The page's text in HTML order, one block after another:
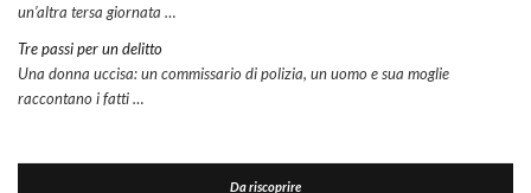
un’altra tersa giornata …
Tre passi per un delitto
Una donna uccisa: un commissario di polizia, un uomo e sua moglie
raccontano i fatti …
Da riscoprire